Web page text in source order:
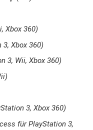
Xbox 360)
3, Xbox 360)
3, Wii, Xbox 360)
3, Xbox 360)
für PlayStation 3,